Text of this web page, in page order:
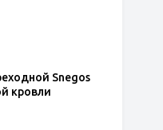
Snegos
кровли